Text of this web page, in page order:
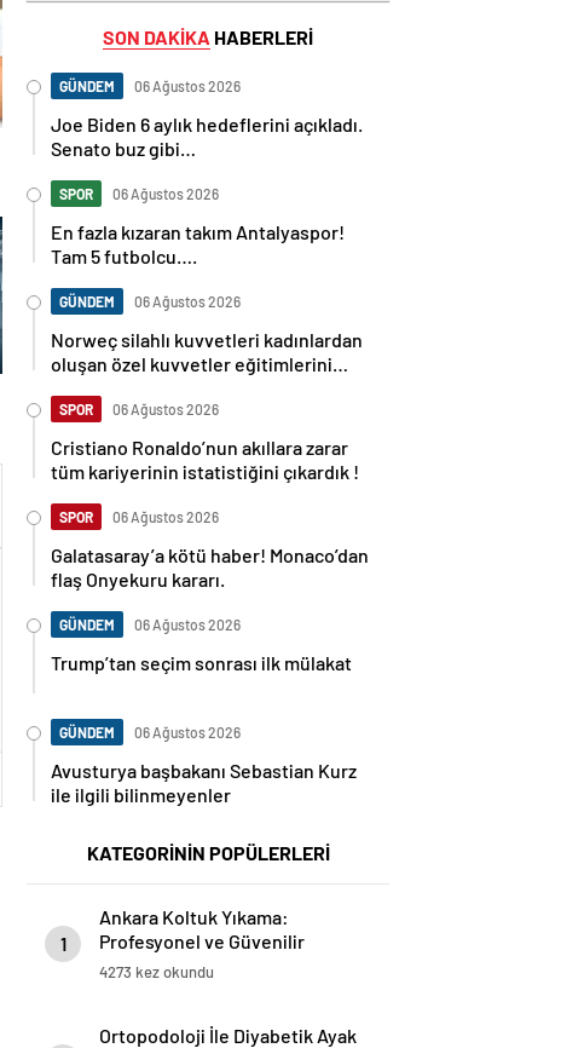
SON DAKİKA HABERLERİ
GÜNDEM 06 Ağustos 2026
Joe Biden 6 aylık hedeflerini açıkladı.
Senato buz gibi…
SPOR 06 Ağustos 2026
En fazla kızaran takım Antalyaspor!
Tam 5 futbolcu….
GÜNDEM 06 Ağustos 2026
Norweç silahlı kuvvetleri kadınlardan
oluşan özel kuvvetler eğitimlerini
SPOR 06 Ağustos 2026
Cristiano Ronaldo’nun akıllara zarar
tüm kariyerinin istatistiğini çıkardık !
SPOR 06 Ağustos 2026
Galatasaray’a kötü haber! Monaco’dan
flaş Onyekuru kararı.
GÜNDEM 06 Ağustos 2026
Trump’tan seçim sonrası ilk mülakat
GÜNDEM 06 Ağustos 2026
Avusturya başbakanı Sebastian Kurz
ile ilgili bilinmeyenler
KATEGORİNİN POPÜLERLERİ
1
Ankara Koltuk Yıkama:
Profesyonel ve Güvenilir
Hizmetler
4273 kez okundu
Ortopodoloji İle Diyabetik Ayak